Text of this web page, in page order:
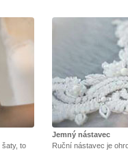
šaty, to
Jemný nástavec
Ruční nástavec je